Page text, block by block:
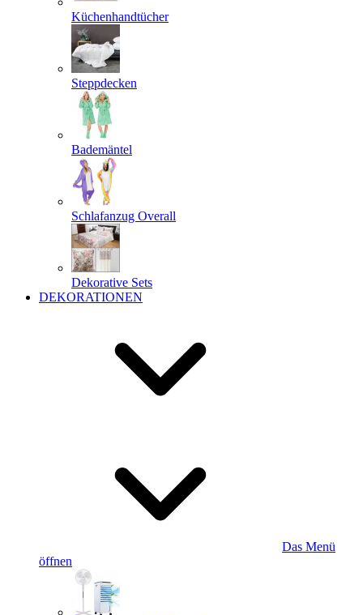
Küchenhandtücher
Steppdecken
Bademäntel
Schlafanzug Overall
Dekorative Sets
DEKORATIONEN
Das Menü
öffnen